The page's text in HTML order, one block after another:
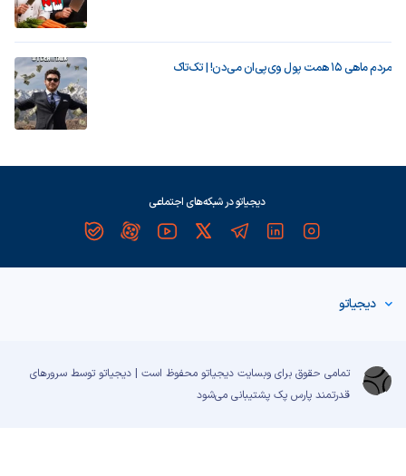
مردم ماهی ۱۵ همت پول وی‌پی‌ان می‌دن! | تک‌تاک
دیجیاتو در شبکه‌های اجتماعی
دیجیاتو
تمامی حقوق برای وبسایت دیجیاتو محفوظ است | دیجیاتو توسط سرورهای
قدرتمند پارس پک پشتیبانی می‌شود